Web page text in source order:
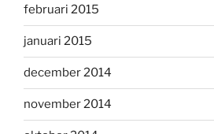
februari 2015
januari 2015
december 2014
november 2014